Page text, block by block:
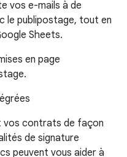
vos e-mails à de
le publipostage, tout en
Sheets.
en page
vos contrats de façon
de signature
peuvent vous aider à